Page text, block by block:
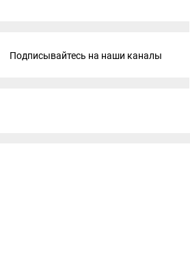
Подписывайтесь на наши каналы